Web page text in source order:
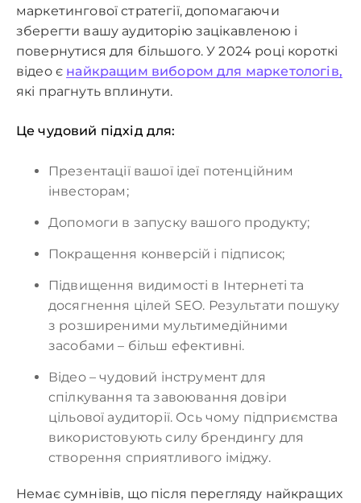
маркетингової стратегії, допомагаючи
зберегти вашу аудиторію зацікавленою і
повернутися для більшого. У 2024 році короткі
відео є найкращим вибором для маркетологів,
які прагнуть вплинути.
Це чудовий підхід для:
Презентації вашої ідеї потенційним
інвесторам;
Допомоги в запуску вашого продукту;
Покращення конверсій і підписок;
Підвищення видимості в Інтернеті та
досягнення цілей SEO. Результати пошуку
з розширеними мультимедійними
засобами – більш ефективні.
Відео – чудовий інструмент для
спілкування та завоювання довіри
цільової аудиторії. Ось чому підприємства
використовують силу брендингу для
створення сприятливого іміджу.
Немає сумнівів, що після перегляду найкращих